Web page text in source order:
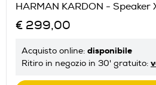
HARMAN KARDON - Speaker
€ 299,00
Acquisto online: disponibile
Ritiro in negozio in 30' gratuito: